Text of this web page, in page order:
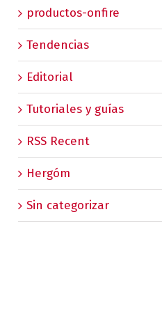
productos-onfire
Tendencias
Editorial
Tutoriales y guías
RSS Recent
Hergóm
Sin categorizar